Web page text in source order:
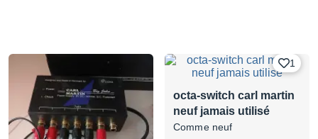
1
octa-switch carl martin
neuf jamais utilisé
Comme neuf